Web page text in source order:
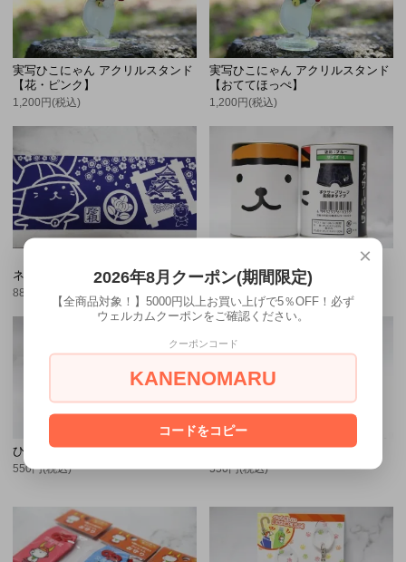
実写ひこにゃん アクリルスタンド
【花・ピンク】
1,200円(税込)
実写ひこにゃん アクリルスタンド
【おててほっぺ】
1,200円(税込)
ネイビー【35㎝×90㎝】
880円(税込)
ひこにゃん 缶パンツ 【迷彩ブル
ー】
1,980円(税込)
ひこにゃん がま口
550円(税込)
ひこにゃん 型打ちマグネット
550円(税込)
×
2026年8月クーポン(期間限定)
【全商品対象！】5000円以上お買い上げで5％OFF！必ず
ウェルカムクーポンをご確認ください。
クーポンコード
KANENOMARU
コードをコピー